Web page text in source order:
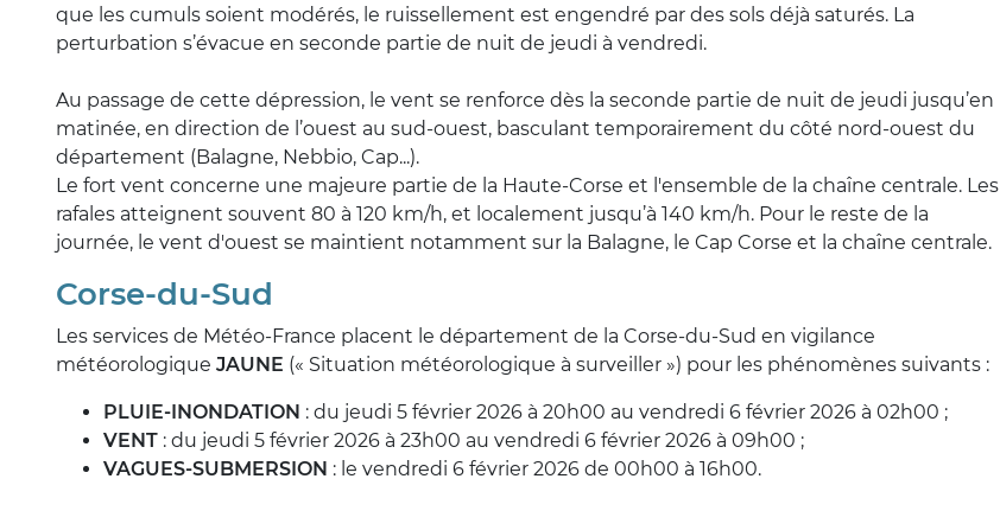
que les cumuls soient modérés, le ruissellement est engendré par des sols déjà saturés. La
perturbation s’évacue en seconde partie de nuit de jeudi à vendredi.
Au passage de cette dépression, le vent se renforce dès la seconde partie de nuit de jeudi jusqu’en
matinée, en direction de l’ouest au sud-ouest, basculant temporairement du côté nord-ouest du
département (Balagne, Nebbio, Cap...).
Le fort vent concerne une majeure partie de la Haute-Corse et l'ensemble de la chaîne centrale. Les
rafales atteignent souvent 80 à 120 km/h, et localement jusqu’à 140 km/h. Pour le reste de la
journée, le vent d'ouest se maintient notamment sur la Balagne, le Cap Corse et la chaîne centrale.
Corse-du-Sud
Les services de Météo-France placent le département de la Corse-du-Sud en vigilance
météorologique JAUNE (« Situation météorologique à surveiller ») pour les phénomènes suivants :
PLUIE-INONDATION : du jeudi 5 février 2026 à 20h00 au vendredi 6 février 2026 à 02h00 ;
VENT : du jeudi 5 février 2026 à 23h00 au vendredi 6 février 2026 à 09h00 ;
VAGUES-SUBMERSION : le vendredi 6 février 2026 de 00h00 à 16h00.